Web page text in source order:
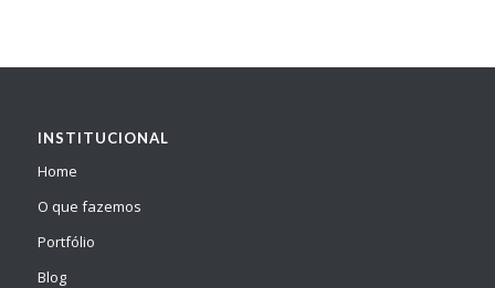
INSTITUCIONAL
Home
O que fazemos
Portfólio
Blog